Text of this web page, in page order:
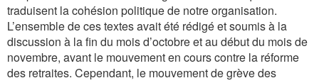
traduisent la cohésion politique de notre organisation.
L’ensemble de ces textes avait été rédigé et soumis à la
discussion à la fin du mois d’octobre et au début du mois de
novembre, avant le mouvement en cours contre la réforme
des retraites. Cependant, le mouvement de grève des